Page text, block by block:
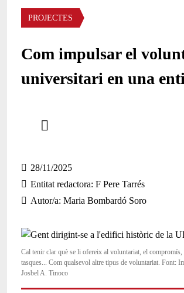
Àmbit
PROJECTES
Com impulsar el
universitari en una
28/11/2025
Entitat redactora F Pere Tarrés
Autor/a Maria Bombardó Soro
Cal tenir clar què se li ofereix al voluntariat, el compromís,
tasques... Com qualsevol altre tipus de voluntariat. Font:
Josbel A. Tinoco